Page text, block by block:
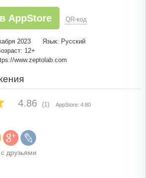
AppStore QR-код
2023
Язык: Русский
12+
www.zeptolab.com
4.86 (1) AppStore: 4.80
друзьями